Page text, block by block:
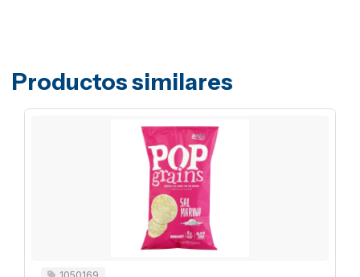
Productos similares